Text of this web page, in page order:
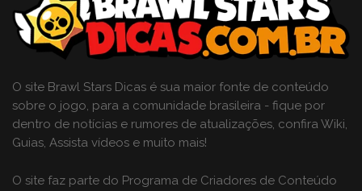
O site Brawl Stars Dicas é sua maior fonte de conteúdo
sobre o jogo, para a comunidade brasileira - fique por
dentro de notícias e rumores de atualizações, confira Wiki,
Guias, Assista vídeos e muito mais!
O site faz parte do Programa de Criadores de Conteúdo